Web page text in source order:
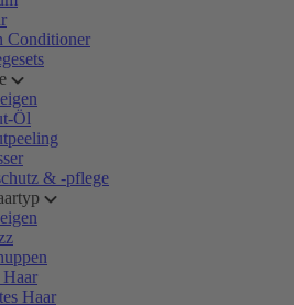
Conditioner
Öl
& -pflege
Haar
Haar